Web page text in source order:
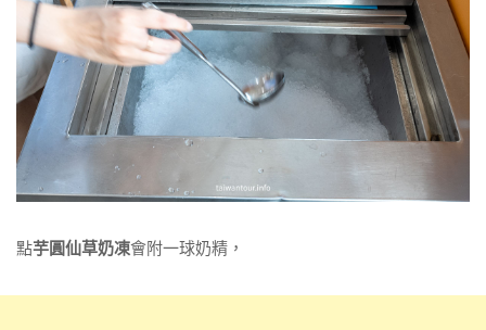
點芋圓仙草奶凍會附一球奶精，